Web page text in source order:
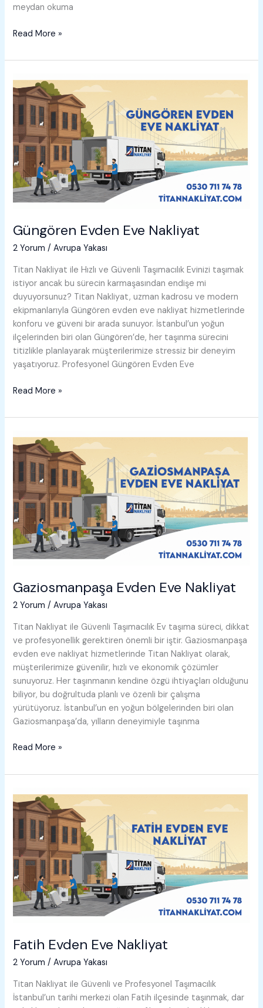
meydan okuma
Kâğıthane
Eve
Read More »
Güngören Evden Eve Nakliyat
2 Yorum /Avrupa Yakası
Titan Nakliyat ile Hızlı ve Güvenli Taşımacılık Evinizi taşımak
istiyor ancak bu sürecin karmaşasından endişe mi
duyuyorsunuz? Titan Nakliyat, uzman kadrosu ve modern
ekipmanlarıyla Güngören evden eve nakliyat hizmetlerinde
konforu ve güveni bir arada sunuyor. İstanbul’un yoğun
ilçelerinden biri olan Güngören’de, her taşınma sürecini
titizlikle planlayarak müşterilerimize stressiz bir deneyim
yaşatıyoruz. Profesyonel Güngören Evden Eve
Güngören
Eve
Read More »
Gaziosmanpaşa Evden Eve Nakliyat
2 Yorum /Avrupa Yakası
Titan Nakliyat ile Güvenli Taşımacılık Ev taşıma süreci, dikkat
ve profesyonellik gerektiren önemli bir iştir. Gaziosmanpaşa
evden eve nakliyat hizmetlerinde Titan Nakliyat olarak,
müşterilerimize güvenilir, hızlı ve ekonomik çözümler
sunuyoruz. Her taşınmanın kendine özgü ihtiyaçları olduğunu
biliyor, bu doğrultuda planlı ve özenli bir çalışma
yürütüyoruz. İstanbul’un en yoğun bölgelerinden biri olan
Gaziosmanpaşa’da, yılların deneyimiyle taşınma
Gaziosmanpaşa
Eve
Read More »
Fatih Evden Eve Nakliyat
2 Yorum /Avrupa Yakası
Titan Nakliyat ile Güvenli ve Profesyonel Taşımacılık
İstanbul’un tarihi merkezi olan Fatih ilçesinde taşınmak, dar